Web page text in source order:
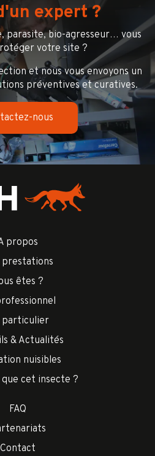
expert ?
parasite, bio-agresseur… vous
votre site ?
et nous vous envoyons un
préventives et curatives.
nous
propos
prestations
êtes ?
particulier
& Actualités
nuisibles
que cet insecte ?
FAQ
Contact